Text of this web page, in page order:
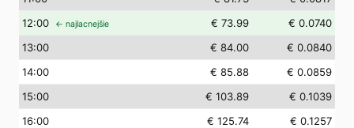
12:00 ← najlacnejšie € 73.99
€ 0.0740
13:00 € 84.00
€ 0.0840
14:00 € 85.88
€ 0.0859
15:00 € 103.89
€ 0.1039
16:00 € 125.74
€ 0.1257